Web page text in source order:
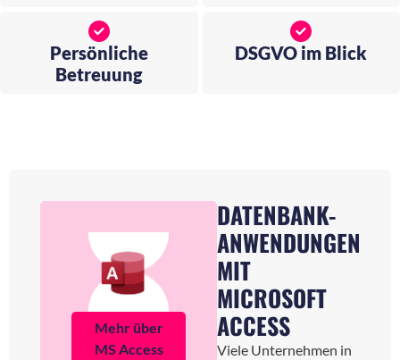
Persönliche
Betreuung
DSGVO im Blick
DATENBANK-
ANWENDUNGEN
MIT
MICROSOFT
ACCESS
Viele Unternehmen in
Mehr über
MS Access